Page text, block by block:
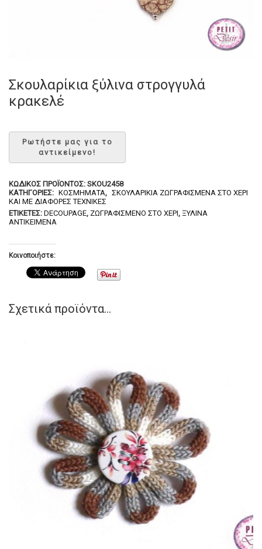
Σκουλαρίκια ξύλινα στρογγυλά
κρακελέ
ΚΩΔΙΚΌΣ ΠΡΟΪΌΝΤΟΣ: SKOU2458
ΚΑΤΗΓΟΡΊΕΣ: ΚΟΣΜΉΜΑΤΑ, ΣΚΟΥΛΑΡΊΚΙΑ ΖΩΓΡΑΦΙΣΜΈΝΑ ΣΤΟ ΧΈΡΙ
ΚΑΙ ΜΕ ΔΙΆΦΟΡΕΣ ΤΕΧΝΙΚΈΣ
ΕΤΙΚΈΤΕΣ: DECOUPAGE, ΖΩΓΡΑΦΙΣΜΈΝΟ ΣΤΟ ΧΈΡΙ, ΞΎΛΙΝΑ
ΑΝΤΙΚΕΊΜΕΝΆ
Κοινοποιήστε:
Σχετικά προϊόντα...